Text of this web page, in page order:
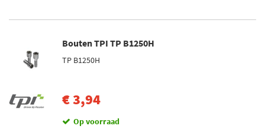
Bouten TPI TP B1250H
TP B1250H
€ 3,94
Op voorraad